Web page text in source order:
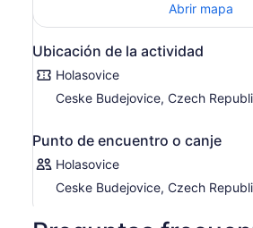
Abrir mapa
Ubicación de la actividad
Holasovice
Ceske Budejovice, Czech
Punto de encuentro o canje
Holasovice
Ceske Budejovice, Czech